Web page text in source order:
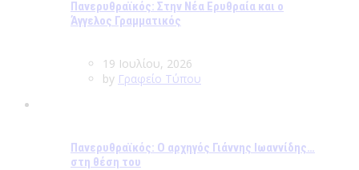
Πανερυθραϊκός: Στην Νέα Ερυθραία και ο
Άγγελος Γραμματικός
19 Ιουλίου, 2026
by Γραφείο Τύπου
Πανερυθραϊκός: Ο αρχηγός Γιάννης Ιωαννίδης…
στη θέση του